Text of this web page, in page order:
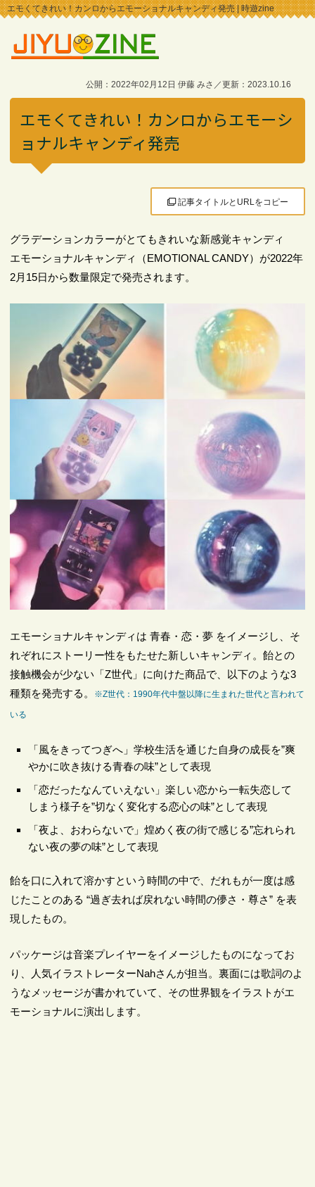
エモくてきれい！カンロからエモーショナルキャンディ発売 | 時遊zine
公開：2022年02月12日 伊藤 みさ／更新：2023.10.16
エモくてきれい！カンロからエモーシ
ョナルキャンディ発売
記事タイトルとURLをコピー
グラデーションカラーがとてもきれいな新感覚キャンディ
エモーショナルキャンディ（EMOTIONAL CANDY）が2022年
2月15日から数量限定で発売されます。
エモーショナルキャンディは 青春・恋・夢 をイメージし、そ
れぞれにストーリー性をもたせた新しいキャンディ。飴との
接触機会が少ない「Z世代」に向けた商品で、以下のような3
種類を発売する。
※Z世代：1990年代中盤以降に生まれた世代と言われて
いる
「風をきってつぎへ」学校生活を通じた自身の成長を”爽
やかに吹き抜ける青春の味”として表現
「恋だったなんていえない」楽しい恋から一転失恋して
しまう様子を”切なく変化する恋心の味”として表現
「夜よ、おわらないで」煌めく夜の街で感じる”忘れられ
ない夜の夢の味”として表現
飴を口に入れて溶かすという時間の中で、だれもが一度は感
じたことのある “過ぎ去れば戻れない時間の儚さ・尊さ” を表
現したもの。
パッケージは音楽プレイヤーをイメージしたものになってお
り、人気イラストレーターNahさんが担当。裏面には歌詞のよ
うなメッセージが書かれていて、その世界観をイラストがエ
モーショナルに演出します。